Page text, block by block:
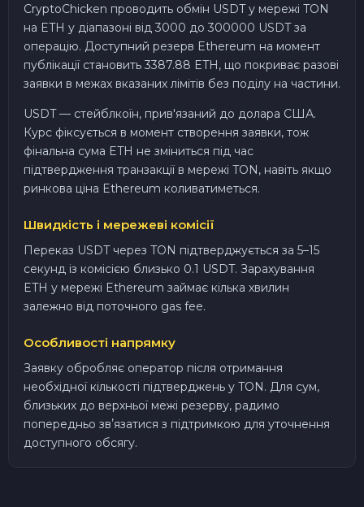
CryptoChicken проводить обмін USDT у мережі TON
на ETH у діапазоні від 3000 до 300000 USDT за
операцію. Доступний резерв Ethereum на момент
публікації становить 3387.88 ETH, що покриває разові
заявки в межах вказаних лімітів без поділу на частини.
USDT — стейблкоїн, прив'язаний до долара США.
Курс фіксується в момент створення заявки, тож
фінальна сума ETH не зміниться під час
підтвердження транзакції в мережі TON, навіть якщо
ринкова ціна Ethereum коливатиметься.
Швидкість і мережеві комісії
Переказ USDT через TON підтверджується за 5–15
секунд із комісією близько 0.1 USDT. Зарахування
ETH у мережі Ethereum займає кілька хвилин
залежно від поточного gas fee.
Особливості напрямку
Заявку обробляє оператор після отримання
необхідної кількості підтверджень у TON. Для сум,
близьких до верхньої межі резерву, радимо
попередньо звʼязатися з підтримкою для уточнення
доступного обсягу.